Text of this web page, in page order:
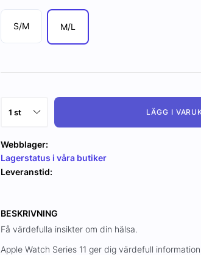
S/M M/L
LÄGG I
Webblager:
Lagerstatus i våra butiker
Leveranstid:
BESKRIVNING
Få värdefulla insikter om din hälsa.
Apple Watch Series 11 ger dig värdefull